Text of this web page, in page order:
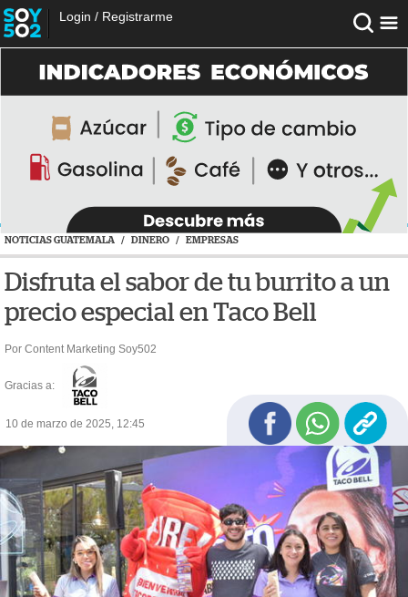
Login / Registrarme
NOTICIAS GUATEMALA / DINERO / EMPRESAS
Disfruta el sabor de tu burrito a un
precio especial en Taco Bell
Por Content Marketing Soy502
Gracias a:
10 de marzo de 2025, 12:45